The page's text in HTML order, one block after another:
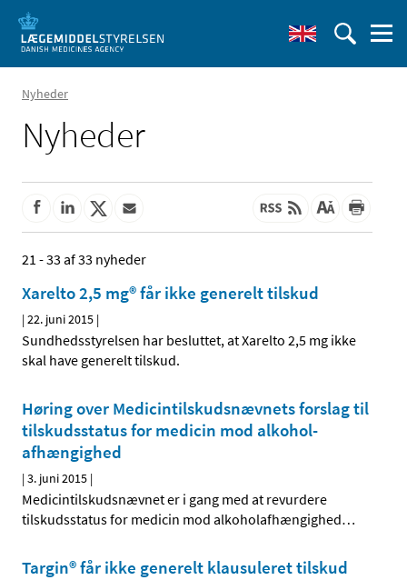
Nyheder
Nyheder
21 - 33 af 33 nyheder
Xarelto 2,5 mg® får ikke generelt tilskud
|22. juni 2015 |
Sundhedsstyrelsen har besluttet, at Xarelto 2,5 mg ikke
skal have generelt tilskud.
Høring over Medicintilskuds­nævnets forslag til
tilskudsstatus for medicin mod alkohol­
afhængighed
|3. juni 2015 |
Medicintilskudsnævnet er i gang med at revurdere
tilskudsstatus for medicin mod alkoholafhængighed…
Targin® får ikke generelt klausuleret tilskud